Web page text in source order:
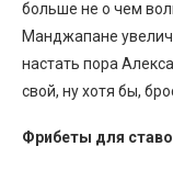
больше не о чем
Манджапане
настать пора
свой, ну хотя бы,
Фрибеты для